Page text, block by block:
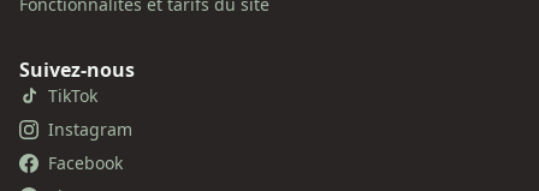
Fonctionnalités et tarifs du site
Suivez-nous
TikTok
Instagram
Facebook